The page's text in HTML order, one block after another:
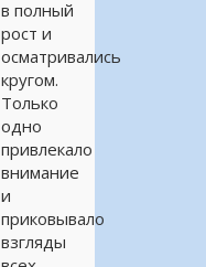
в полный
рост и
осматривались
кругом.
Только
одно
привлекало
внимание
и
приковывало
взгляды